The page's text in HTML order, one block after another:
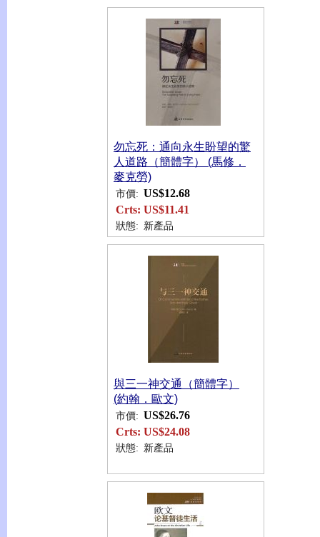
勿忘死：通向永生盼望的驚
人道路（簡體字） (馬修．
麥克勞)
市價: US$12.68
Crts: US$11.41
狀態: 新產品
與三一神交通（簡體字）
(約翰．歐文)
市價: US$26.76
Crts: US$24.08
狀態: 新產品